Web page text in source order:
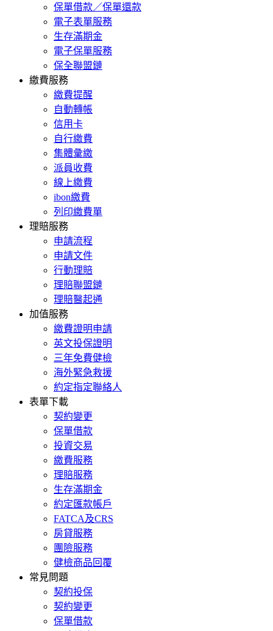
保單借款／保單還款
電子表單服務
生存滿期金
電子保單服務
保全聯盟鏈
繳費服務
繳費提醒
自動轉帳
信用卡
自行繳費
集體彙繳
派員收費
線上繳費
ibon繳費
列印繳費單
理賠服務
申請流程
申請文件
行動理賠
理賠聯盟鏈
理賠醫起通
加值服務
繳費證明申請
英文投保證明
三年免費健檢
海外緊急救援
約定指定聯絡人
表單下載
契約變更
保單借款
投資交易
繳費服務
理賠服務
生存滿期金
約定匯款帳戶
FATCA及CRS
房貸服務
團險服務
健檢商品回覆
常見問題
契約投保
契約變更
保單借款